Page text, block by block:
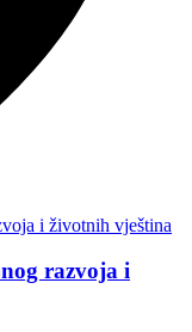
razvoja i